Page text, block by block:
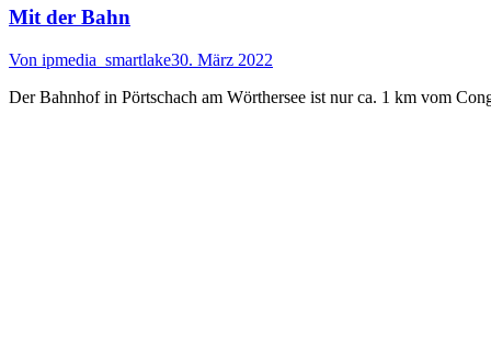
Mit der Bahn
Von ipmedia_smartlake30. März 2022
Der Bahnhof in Pörtschach am Wörthersee ist nur ca. 1 km vom